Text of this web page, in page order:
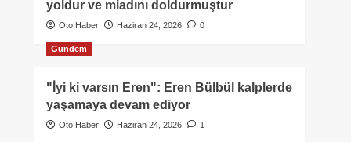
yoldur ve miadını doldurmuştur
Oto Haber Haziran 24, 2026 0
Gündem
"İyi ki varsın Eren": Eren Bülbül kalplerde
yaşamaya devam ediyor
Oto Haber Haziran 24, 2026 1